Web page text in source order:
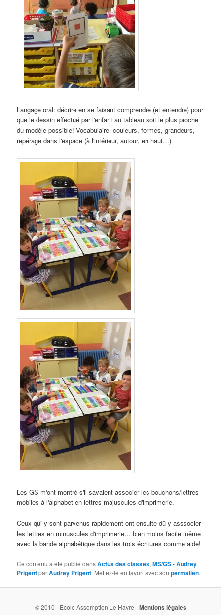
Langage oral: décrire en se faisant comprendre (et entendre) pour
que le dessin effectué par l'enfant au tableau soit le plus proche
du modèle possible! Vocabulaire: couleurs, formes, grandeurs,
repérage dans l'espace (à l'intérieur, autour, en haut…)
Les GS m'ont montré s'il savaient associer les bouchons/lettres
mobiles à l'alphabet en lettres majuscules d'imprimerie.
Ceux qui y sont parvenus rapidement ont ensuite dû y asssocier
les lettres en minuscules d'imprimerie… bien moins facile même
avec la bande alphabétique dans les trois écritures comme aide!
Ce contenu a été publié dansActus des classes,MS/GS - Audrey
PrigentparAudrey Prigent. Mettez-le en favori avec sonpermalien.
© 2010 - Ecole Assomption Le Havre -Mentions légales